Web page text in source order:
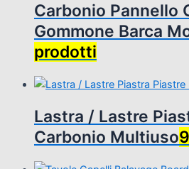
Carbonio Pannello
Gommone Barca
prodotti
Lastra / Lastre
Carbonio Multiuso